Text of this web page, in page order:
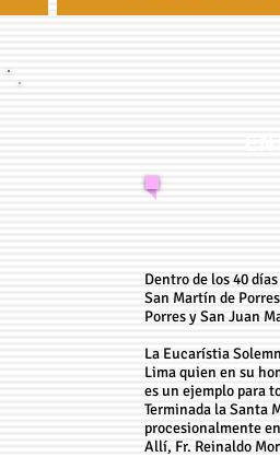
Dentro de los 40
San Martín de
Porres y San Juan
La Eucarístia
Lima quien en su
es un ejemplo para
Terminada la Santa
procesionalmente
Allí, Fr. Reinaldo